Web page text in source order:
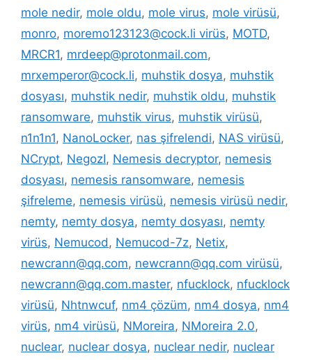
mole nedir, mole oldu, mole virus, mole virüsü,
monro, moremo123123@cock.li virüs, MOTD,
MRCR1, mrdeep@protonmail.com,
mrxemperor@cock.li, muhstik dosya, muhstik
dosyası, muhstik nedir, muhstik oldu, muhstik
ransomware, muhstik virus, muhstik virüsü,
n1n1n1, NanoLocker, nas şifrelendi, NAS virüsü,
NCrypt, NegozI, Nemesis decryptor, nemesis
dosyası, nemesis ransomware, nemesis
şifreleme, nemesis virüsü, nemesis virüsü nedir,
nemty, nemty dosya, nemty dosyası, nemty
virüs, Nemucod, Nemucod-7z, Netix,
newcrann@qq.com, newcrann@qq.com virüsü,
newcrann@qq.com.master, nfucklock, nfucklock
virüsü, Nhtnwcuf, nm4 çözüm, nm4 dosya, nm4
virüs, nm4 virüsü, NMoreira, NMoreira 2.0,
nuclear, nuclear dosya, nuclear nedir, nuclear